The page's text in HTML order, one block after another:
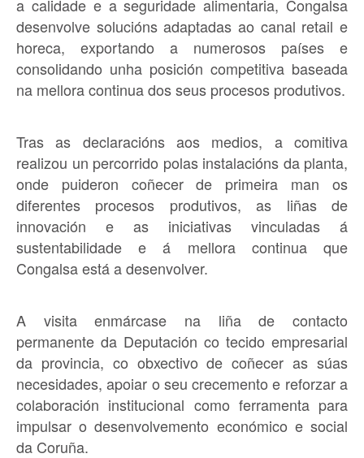
a calidade e a seguridade alimentaria, Congalsa
desenvolve solucións adaptadas ao canal retail e
horeca, exportando a numerosos países e
consolidando unha posición competitiva baseada
na mellora continua dos seus procesos produtivos.
Tras as declaracións aos medios, a comitiva
realizou un percorrido polas instalacións da planta,
onde puideron coñecer de primeira man os
diferentes procesos produtivos, as liñas de
innovación e as iniciativas vinculadas á
sustentabilidade e á mellora continua que
Congalsa está a desenvolver.
A visita enmárcase na liña de contacto
permanente da Deputación co tecido empresarial
da provincia, co obxectivo de coñecer as súas
necesidades, apoiar o seu crecemento e reforzar a
colaboración institucional como ferramenta para
impulsar o desenvolvemento económico e social
da Coruña.